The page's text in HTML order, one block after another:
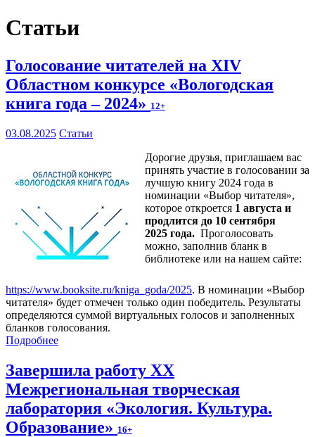
Статьи
Голосование читателей на XIV
Областном конкурсе «Вологодская
книга года – 2024» 12+
03.08.2025 Статьи
Дорогие друзья, приглашаем вас
принять участие в голосовании за
лучшую книгу 2024 года в
номинации «Выбор читателя»,
которое откроется 1 августа и
продлится до 10 сентября
2025 года. Проголосовать
можно, заполнив бланк в
библиотеке или на нашем сайте:
https://www.booksite.ru/kniga_goda/2025. В номинации «Выбор
читателя» будет отмечен только один победитель. Результаты
определяются суммой виртуальных голосов и заполненных
бланков голосования.
Подробнее
Завершила работу XX
Межрегиональная творческая
лаборатория «Экология. Культура.
Образование» 16+